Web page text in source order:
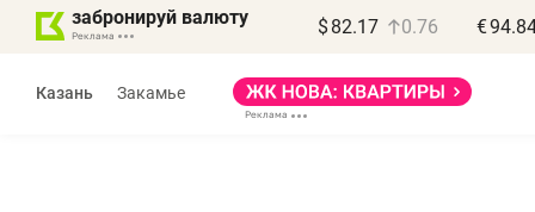
забронируй валюту $ 82.17 0.76 €
Казань Закамье